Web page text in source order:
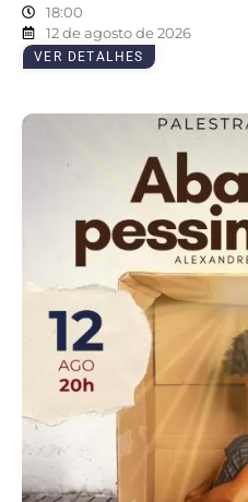
18:00
12 de agosto de 2026
VER DETALHES